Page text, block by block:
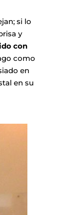
si lo
y
con
como
en
en su